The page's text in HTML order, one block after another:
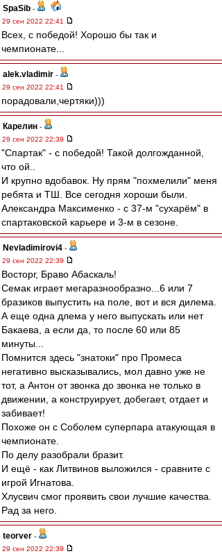
SpaSib -
29 сен 2022 22:41
Всех, с победой! Хорошо бы так и
чемпионате...
alek.vladimir -
29 сен 2022 22:41
порадовали,чертяки)))
Карелин -
29 сен 2022 22:39
"Спартак" - с победой! Такой долгожданной,
что ой..
И крупно вдобавок. Ну прям "похмелили" меня
ребята и ТШ. Все сегодня хороши были.
Александра Максименко - с 37-м "сухарём" в
спартаковской карьере и 3-м в сезоне.
Nevladimirovi4 -
29 сен 2022 22:39
Восторг, Браво Абаскаль!
Семак играет мегаразнообразно...6 или 7
бразиков выпустить на поле, вот и вся дилема.
А еще одна длема у него выпускать или нет
Бакаева, а если да, то после 60 или 85
минуты...
Помнится здесь "знатоки" про Промеса
негативно высказывались, мол давно уже не
тот, а Антон от звонка до звонка не только в
движении, а конструирует, добегает, отдает и
забивает!
Похоже он с Соболем суперпара атакующая в
чемпионате.
По делу разобрали бразит.
И ещё - как Литвинов выложился - сравните с
игрой Игнатова.
Хлусвич смог проявить свои лучшие качества.
Рад за него.
teorver -
29 сен 2022 22:39